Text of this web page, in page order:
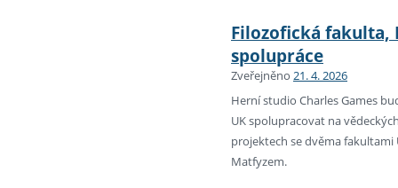
Filozofická fakulta,
spolupráce
Zveřejněno 21. 4. 2026
Herní studio Charles Games
UK spolupracovat na
projektech se dvěma fakultami
Matfyzem.